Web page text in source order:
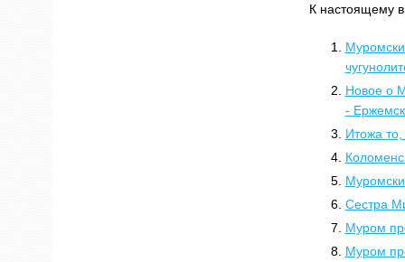
К настоящему
Новое о
-
Итожа
Сестра
Муром
Муром